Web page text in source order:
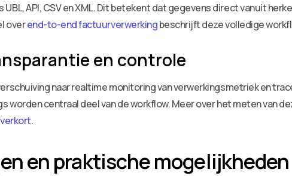
API, CSV en XML. Dit betekent dat gegevens direct vanuit
overend-to-end factuurverwerkingbeschrijft deze volledige
en controle
naar realtime monitoring van verwerkingsmetriek en
worden centraal deel van de workflow. Meer over het meten van
.
en praktische mogelijkheden